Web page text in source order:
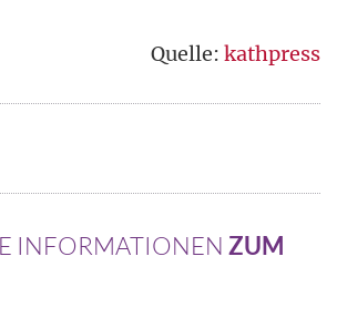
Quelle: kathpress
INFORMATIONEN ZUM